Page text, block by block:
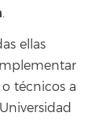
.
ellas
técnicos a